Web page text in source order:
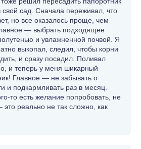
свой сад. Сначала переживал, что
но все оказалось проще, чем
— выбрать подходящее
и увлажненной почвой. Я
выкопал, следил, чтобы корни
и сразу посадил. Поливал
и теперь у меня шикарный
Главное — не забывать о
и подкармливать раз в месяц.
то есть желание попробовать, не
это реально не так сложно, как